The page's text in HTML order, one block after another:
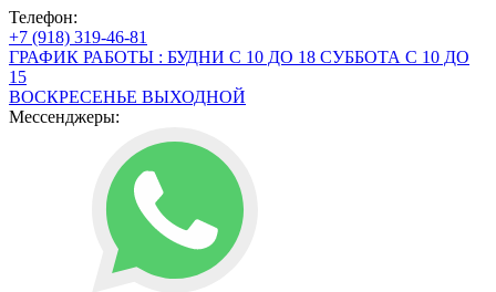
Телефон:
+7 (918) 319-46-81
ГРАФИК РАБОТЫ : БУДНИ С 10 ДО 18 СУББОТА С 10 ДО
15
ВОСКРЕСЕНЬЕ ВЫХОДНОЙ
Мессенджеры: